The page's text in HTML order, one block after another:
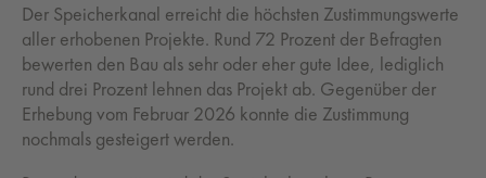
Der Speicherkanal erreicht die höchsten Zustimmungswerte
aller erhobenen Projekte. Rund 72 Prozent der Befragten
bewerten den Bau als sehr oder eher gute Idee, lediglich
rund drei Prozent lehnen das Projekt ab. Gegenüber der
Erhebung vom Februar 2026 konnte die Zustimmung
nochmals gesteigert werden.